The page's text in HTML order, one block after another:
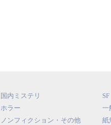
国内ミステリ
SF
ホラー
一
ノンフィクション・その他
紙